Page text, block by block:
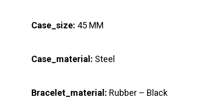
Case_size: 45 MM
Case_material: Steel
Bracelet_material: Rubber – Black